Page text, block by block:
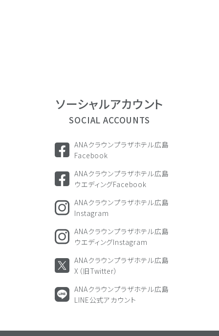
ソーシャルアカウント
SOCIAL ACCOUNTS
ANAクラウンプラザホテル広島
Facebook
ANAクラウンプラザホテル広島
ウエディングFacebook
ANAクラウンプラザホテル広島
Instagram
ANAクラウンプラザホテル広島
ウエディングInstagram
ANAクラウンプラザホテル広島
X（旧Twitter）
ANAクラウンプラザホテル広島
LINE公式アカウント